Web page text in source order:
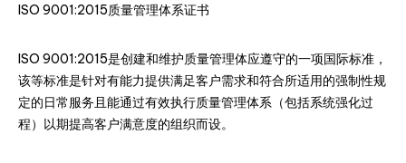
ISO 9001:2015质量管理体系证书
ISO 9001:2015是创建和维护质量管理体应遵守的一项国际标准，
该等标准是针对有能力提供满足客户需求和符合所适用的强制性规
定的日常服务且能通过有效执行质量管理体系（包括系统强化过
程）以期提高客户满意度的组织而设。